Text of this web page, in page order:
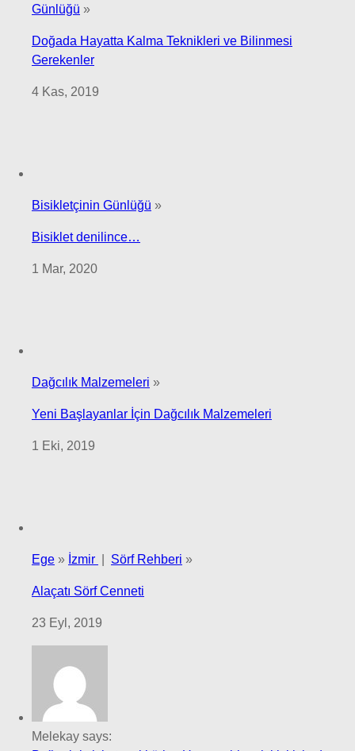
Günlüğü »
Doğada Hayatta Kalma Teknikleri ve Bilinmesi
Gerekenler
4 Kas, 2019
Bisikletçinin Günlüğü »
Bisiklet denilince…
1 Mar, 2020
Dağcılık Malzemeleri »
Yeni Başlayanlar İçin Dağcılık Malzemeleri
1 Eki, 2019
Ege » İzmir Sörf Rehberi »
Alaçatı Sörf Cenneti
23 Eyl, 2019
Melekay says: